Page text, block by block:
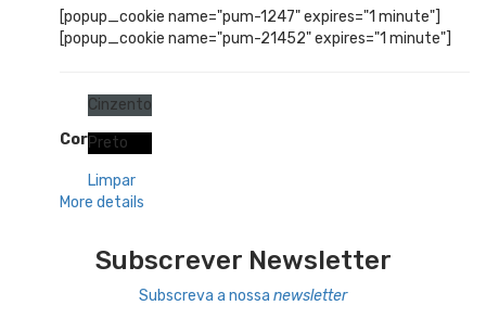
[popup_cookie name="pum-1247" expires="1 minute"]
[popup_cookie name="pum-21452" expires="1 minute"]
Cor
Cinzento
Preto
Limpar
More details
Subscrever Newsletter
Subscreva a nossa newsletter